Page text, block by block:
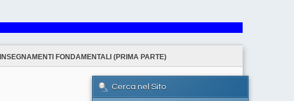
FONDAMENTALI (PRIMA PARTE)
Cerca nel Sito